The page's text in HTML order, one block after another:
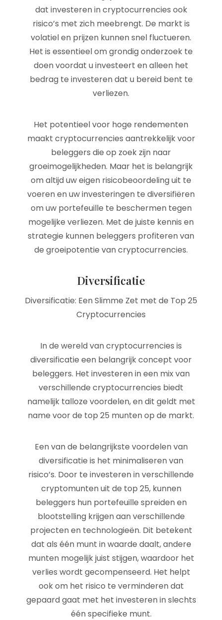
dat investeren in cryptocurrencies ook
risico’s met zich meebrengt. De markt is
volatiel en prijzen kunnen snel fluctueren.
Het is essentieel om grondig onderzoek te
doen voordat u investeert en alleen het
bedrag te investeren dat u bereid bent te
verliezen.
Het potentieel voor hoge rendementen
maakt cryptocurrencies aantrekkelijk voor
beleggers die op zoek zijn naar
groeimogelijkheden. Maar het is belangrijk
om altijd uw eigen risicobeoordeling uit te
voeren en uw investeringen te diversifiëren
om uw portefeuille te beschermen tegen
mogelijke verliezen. Met de juiste kennis en
strategie kunnen beleggers profiteren van
de groeipotentie van cryptocurrencies.
Diversificatie
Diversificatie: Een Slimme Zet met de Top 25
Cryptocurrencies
In de wereld van cryptocurrencies is
diversificatie een belangrijk concept voor
beleggers. Het investeren in een mix van
verschillende cryptocurrencies biedt
namelijk talloze voordelen, en dit geldt met
name voor de top 25 munten op de markt.
Een van de belangrijkste voordelen van
diversificatie is het minimaliseren van
risico’s. Door te investeren in verschillende
cryptomunten uit de top 25, kunnen
beleggers hun portefeuille spreiden en
blootstelling krijgen aan verschillende
projecten en technologieën. Dit betekent
dat als één munt in waarde daalt, andere
munten mogelijk juist stijgen, waardoor het
verlies wordt gecompenseerd. Het helpt
ook om het risico te verminderen dat
gepaard gaat met het investeren in slechts
één specifieke munt.